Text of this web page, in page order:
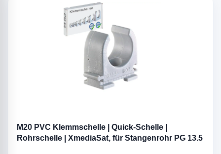
M20 PVC Klemmschelle | Quick-Schelle |
Rohrschelle | XmediaSat, für Stangenrohr PG 13.5